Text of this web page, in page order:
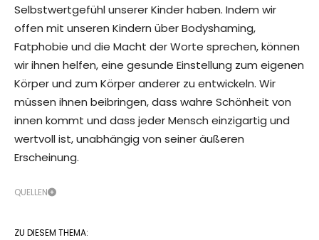
Selbstwertgefühl unserer Kinder haben. Indem wir
offen mit unseren Kindern über Bodyshaming,
Fatphobie und die Macht der Worte sprechen, können
wir ihnen helfen, eine gesunde Einstellung zum eigenen
Körper und zum Körper anderer zu entwickeln. Wir
müssen ihnen beibringen, dass wahre Schönheit von
innen kommt und dass jeder Mensch einzigartig und
wertvoll ist, unabhängig von seiner äußeren
Erscheinung.
QUELLEN
ZU DIESEM THEMA: